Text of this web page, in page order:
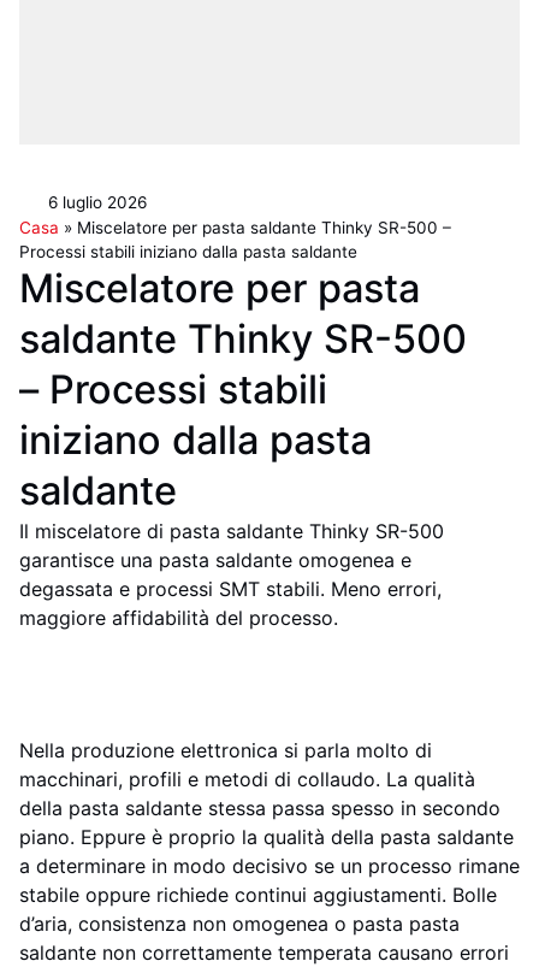
6 luglio 2026
Casa » Miscelatore per pasta saldante Thinky SR-500 –
Processi stabili iniziano dalla pasta saldante
Miscelatore per pasta
saldante Thinky SR-500
– Processi stabili
iniziano dalla pasta
saldante
Il miscelatore di pasta saldante Thinky SR-500
garantisce una pasta saldante omogenea e
degassata e processi SMT stabili. Meno errori,
maggiore affidabilità del processo.
Nella produzione elettronica si parla molto di
macchinari, profili e metodi di collaudo. La qualità
della pasta saldante stessa passa spesso in secondo
piano. Eppure è proprio la qualità della pasta saldante
a determinare in modo decisivo se un processo rimane
stabile oppure richiede continui aggiustamenti. Bolle
d’aria, consistenza non omogenea o pasta pasta
saldante non correttamente temperata causano errori